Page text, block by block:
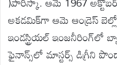
అకడమిక్‌గా ఆమె ఆండ్రెస్
ఇండస్ట్రియల్ ఇంజనీరింగ్‌లో
ఫైనాన్స్‌లో మాస్టర్స్ డిగ్రీని